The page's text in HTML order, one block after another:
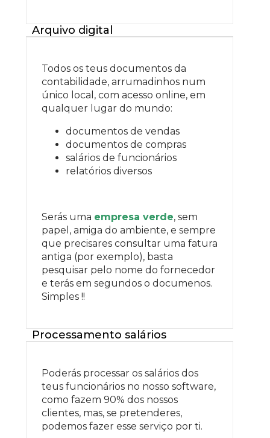
Arquivo digital
Todos os teus documentos da
contabilidade, arrumadinhos num
único local, com acesso online, em
qualquer lugar do mundo:
documentos de vendas
documentos de compras
salários de funcionários
relatórios diversos
Serás uma empresa verde, sem
papel, amiga do ambiente, e sempre
que precisares consultar uma fatura
antiga (por exemplo), basta
pesquisar pelo nome do fornecedor
e terás em segundos o documenos.
Simples !!
Processamento salários
Poderás processar os salários dos
teus funcionários no nosso software,
como fazem 90% dos nossos
clientes, mas, se pretenderes,
podemos fazer esse serviço por ti.